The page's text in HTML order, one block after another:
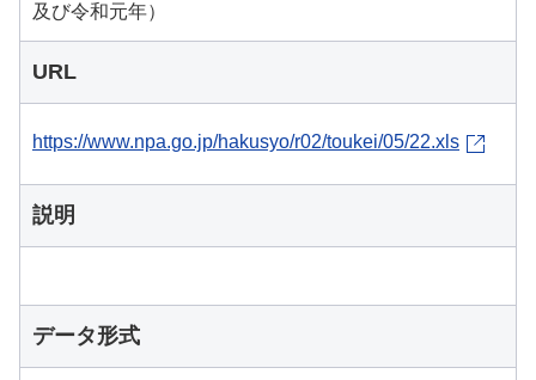
及び令和元年）
URL
https://www.npa.go.jp/hakusyo/r02/toukei/05/22.xls
説明
データ形式